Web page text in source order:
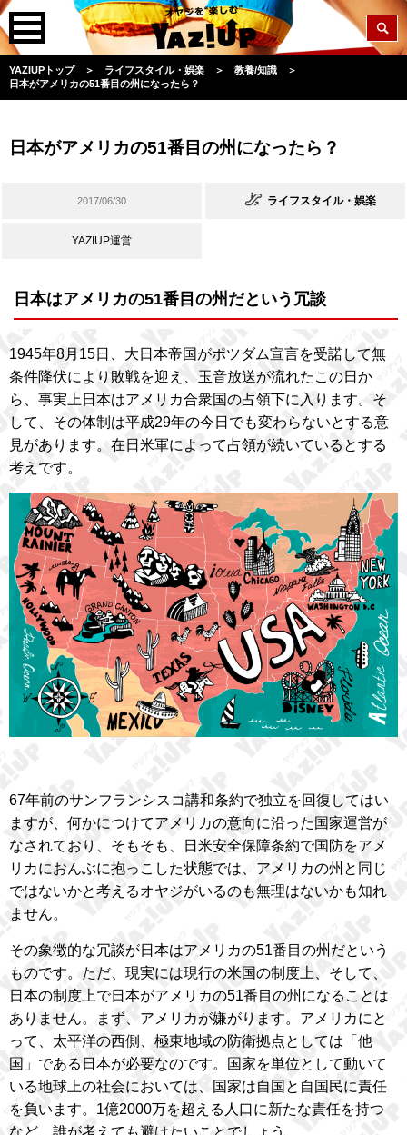
YAZIUPトップ ＞ ライフスタイル・娯楽 ＞ 教養/知識
＞
日本がアメリカの51番目の州になったら？
日本がアメリカの51番目の州になったら？
2017/06/30 ライフスタイル・娯楽
YAZIUP運営
日本はアメリカの51番目の州だという冗談
1945年8月15日、大日本帝国がポツダム宣言を受諾して無
条件降伏により敗戦を迎え、玉音放送が流れたこの日か
ら、事実上日本はアメリカ合衆国の占領下に入ります。そ
して、その体制は平成29年の今日でも変わらないとする意
見があります。在日米軍によって占領が続いているとする
考えです。
67年前のサンフランシスコ講和条約で独立を回復してはい
ますが、何かにつけてアメリカの意向に沿った国家運営が
なされており、そもそも、日米安全保障条約で国防をアメ
リカにおんぶに抱っこした状態では、アメリカの州と同じ
ではないかと考えるオヤジがいるのも無理はないかも知れ
ません。
その象徴的な冗談が日本はアメリカの51番目の州だという
ものです。ただ、現実には現行の米国の制度上、そして、
日本の制度上で日本がアメリカの51番目の州になることは
ありません。まず、アメリカが嫌がります。アメリカにと
って、太平洋の西側、極東地域の防衛拠点としては「他
国」である日本が必要なのです。国家を単位として動いて
いる地球上の社会においては、国家は自国と自国民に責任
を負います。1億2000万を超える人口に新たな責任を持つ
など、誰が考えても避けたいことでしょう。